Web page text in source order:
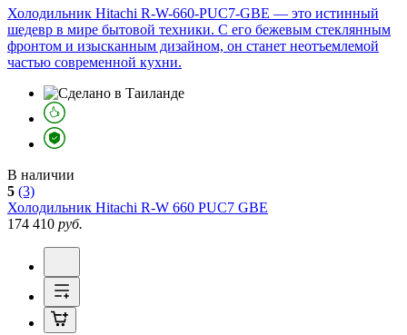
Холодильник Hitachi R-W-660-PUC7-GBE — это истинный
шедевр в мире бытовой техники. С его бежевым стеклянным
фронтом и изысканным дизайном, он станет неотъемлемой
частью современной кухни.
В наличии
5 (3)
Холодильник Hitachi R-W 660 PUC7 GBE
174 410 руб.